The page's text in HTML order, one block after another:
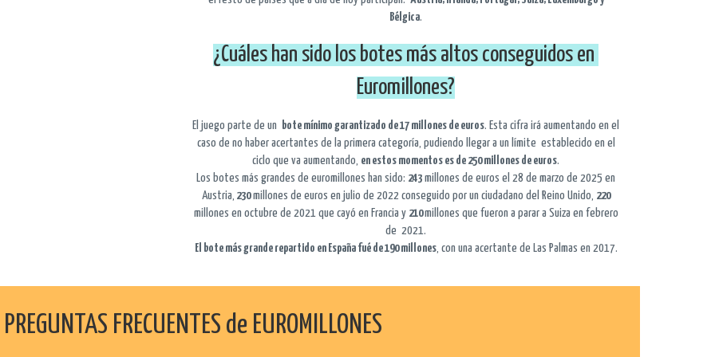
Bélgica.
¿Cuáles han sido los botes más altos conseguidos en
Euromillones?
El juego parte de un bote mínimo garantizado de 17 millones de euros. Esta cifra irá aumentando en el
caso de no haber acertantes de la primera categoría, pudiendo llegar a un límite establecido en el
ciclo que va aumentando, en estos momentos es de 250 millones de euros.
Los botes más grandes de euromillones han sido: 243 millones de euros el 28 de marzo de 2025 en
Austria, 230millones de euros en julio de 2022 conseguido por un ciudadano del Reino Unido, 220
millones en octubre de 2021 que cayó en Francia y 210millones que fueron a parar a Suiza en febrero
de 2021.
El bote más grande repartido en España fué de 190 millones, con una acertante de Las Palmas en 2017.
FRECUENTES de EUROMILLONES